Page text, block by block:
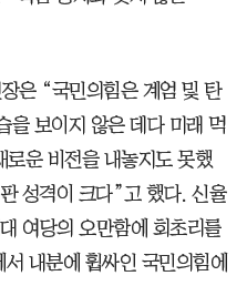
은 “국민의힘은 계엄 및 탄
을 보이지 않은 데다 미래 먹
운 비전을 내놓지도 못했
성격이 크다”고 했다. 신율
여당의 오만함에 회초리를
내분에 휩싸인 국민의힘에